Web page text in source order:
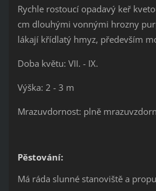
Rychle rostoucí opadavý keř
cm dlouhými vonnými hrozny
lákají křídlatý hmyz, především
Doba květu: VII. - IX.
Výška: 2 - 3 m
Mrazuvdornost: plně
Pěstování:
Má ráda slunné stanoviště a